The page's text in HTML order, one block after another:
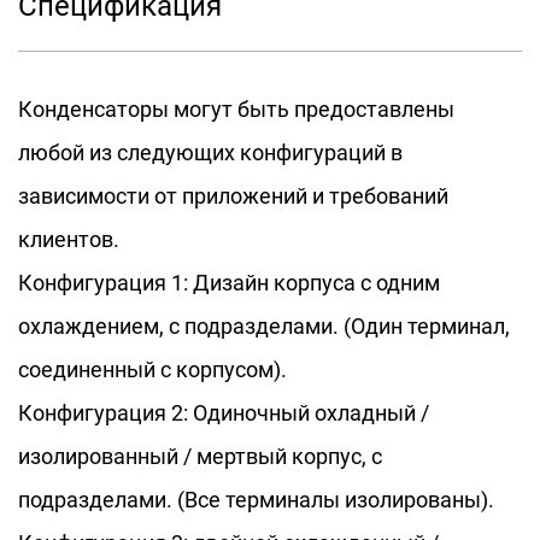
такие как пульсные генераторы, лазерное
оборудование, высокочастотная сварка и т.
Д.
Конденсаторы могут быть предоставлены
любой из следующих конфигураций в
зависимости от приложений и требований
клиентов.
Конфигурация 1: Дизайн корпуса с одним
охлаждением, с подразделами. (Один терминал,
соединенный с корпусом).
Конфигурация 2: Одиночный охладный /
изолированный / мертвый корпус, с
подразделами. (Все терминалы изолированы).